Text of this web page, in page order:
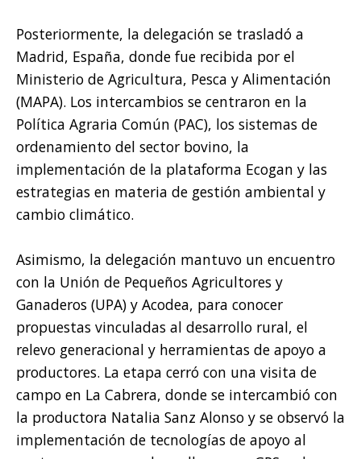
Posteriormente, la delegación se trasladó a
Madrid, España, donde fue recibida por el
Ministerio de Agricultura, Pesca y Alimentación
(MAPA). Los intercambios se centraron en la
Política Agraria Común (PAC), los sistemas de
ordenamiento del sector bovino, la
implementación de la plataforma Ecogan y las
estrategias en materia de gestión ambiental y
cambio climático.
Asimismo, la delegación mantuvo un encuentro
con la Unión de Pequeños Agricultores y
Ganaderos (UPA) y Acodea, para conocer
propuestas vinculadas al desarrollo rural, el
relevo generacional y herramientas de apoyo a
productores. La etapa cerró con una visita de
campo en La Cabrera, donde se intercambió con
la productora Natalia Sanz Alonso y se observó la
implementación de tecnologías de apoyo al